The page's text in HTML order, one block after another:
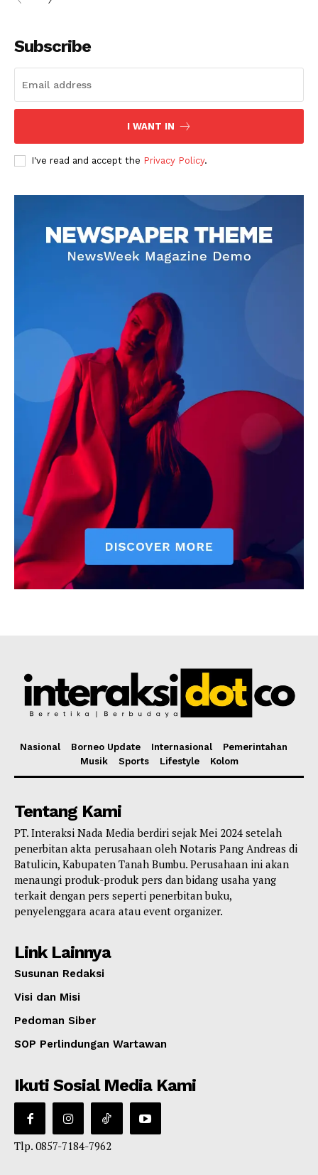
Subscribe
I WANT IN
I've read and accept the Privacy Policy.
Nasional Borneo Update Internasional
Pemerintahan
Musik
Sports Lifestyle Kolom
Tentang Kami
PT. Interaksi Nada Media berdiri sejak Mei 2024 setelah
penerbitan akta perusahaan oleh Notaris Pang Andreas di
Batulicin, Kabupaten Tanah Bumbu. Perusahaan ini akan
menaungi produk-produk pers dan bidang usaha yang
terkait dengan pers seperti penerbitan buku,
penyelenggara acara atau event organizer.
Link Lainnya
Susunan Redaksi
Visi dan Misi
Pedoman Siber
SOP Perlindungan Wartawan
Ikuti Sosial Media Kami
Tlp. 0857-7184-7962